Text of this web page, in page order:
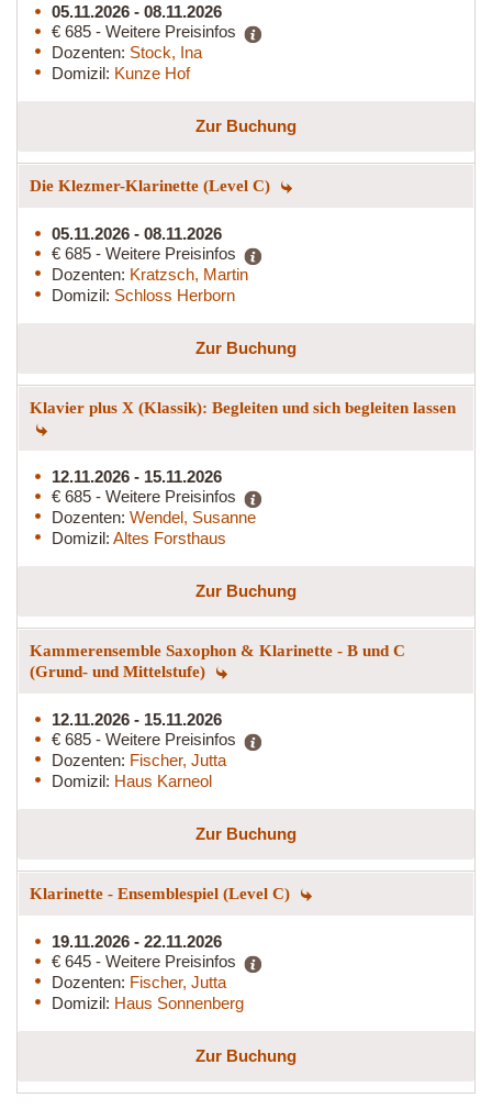
05.11.2026 - 08.11.2026
€ 685 - Weitere Preisinfos
Dozenten: Stock, Ina
Domizil: Kunze Hof
Zur Buchung
Die Klezmer-Klarinette (Level C)
05.11.2026 - 08.11.2026
€ 685 - Weitere Preisinfos
Dozenten: Kratzsch, Martin
Domizil: Schloss Herborn
Zur Buchung
Klavier plus X (Klassik): Begleiten und sich begleiten lassen
12.11.2026 - 15.11.2026
€ 685 - Weitere Preisinfos
Dozenten: Wendel, Susanne
Domizil: Altes Forsthaus
Zur Buchung
Kammerensemble Saxophon & Klarinette - B und C
(Grund- und Mittelstufe)
12.11.2026 - 15.11.2026
€ 685 - Weitere Preisinfos
Dozenten: Fischer, Jutta
Domizil: Haus Karneol
Zur Buchung
Klarinette - Ensemblespiel (Level C)
19.11.2026 - 22.11.2026
€ 645 - Weitere Preisinfos
Dozenten: Fischer, Jutta
Domizil: Haus Sonnenberg
Zur Buchung